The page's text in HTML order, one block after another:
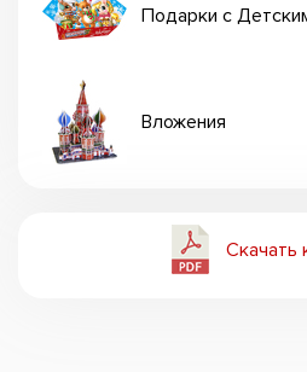
Подарки с
Вложения
Скачать